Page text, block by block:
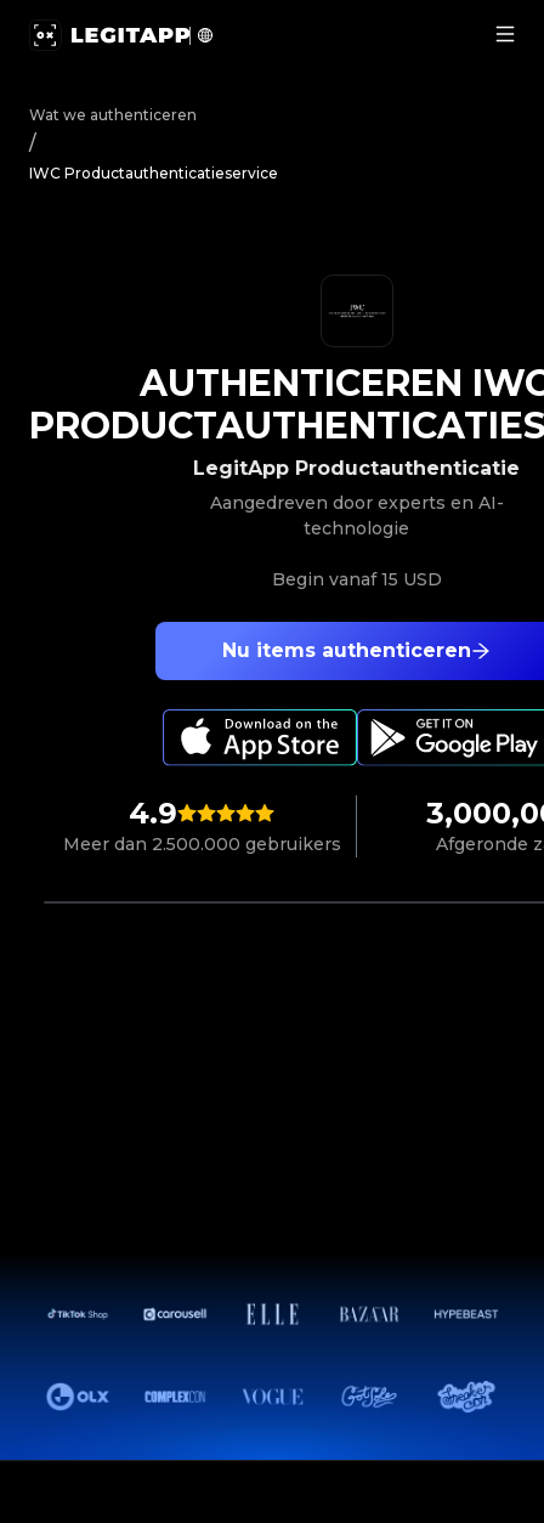
Wat we authenticeren
/
IWC Productauthenticatieservice
4.9
Meer dan 2.500.000 gebruikers Afgeronde
Nu items authenticeren
LegitApp Productauthenticatie
Aangedreven door experts en AI-
technologie
Begin vanaf15 USD
AUTHENTICEREN